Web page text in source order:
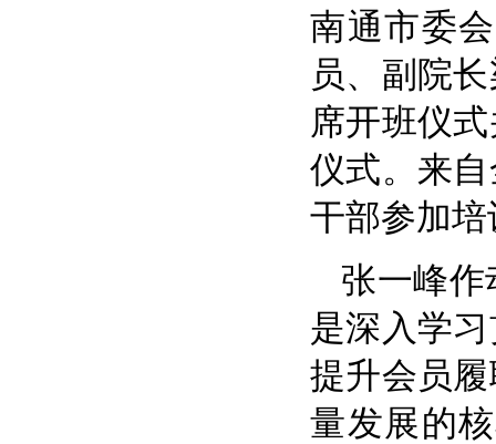
南通市委
员、副院
席开班仪
仪式。来
干部参加培
张一峰
是深入学
提升会员
量发展的